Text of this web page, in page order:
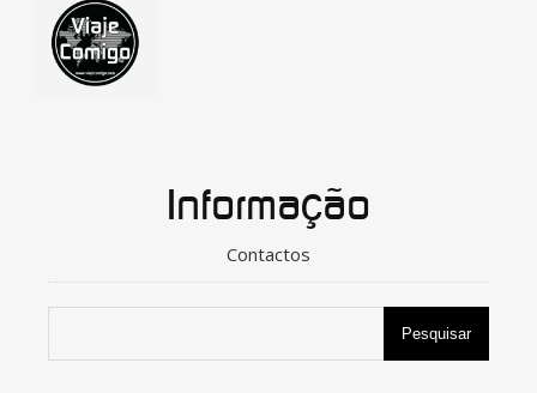
Informação
Contactos
Pesquisar